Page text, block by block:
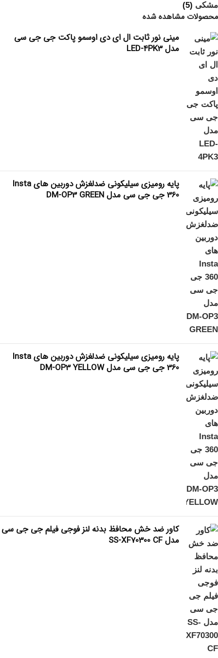
مشکی (5)
محصولات مشاهده شده
مینی نور ثابت ال ای دی اوسمو پاکت جی جی سی
مدل LED-4PK3
پایه رومیزی سیلیکونی ضدلغزش دوربین های Insta
360 جی جی سی مدل DM-OP3 GREEN
پایه رومیزی سیلیکونی ضدلغزش دوربین های Insta
360 جی جی سی مدل DM-OP3 YELLOW
کاور ضد خش محافظ بدنه لنز فوجی فیلم جی جی سی
مدل SS-XF70300 CF